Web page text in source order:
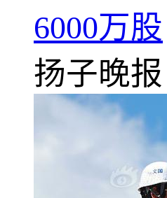
6000万股
扬子晚报